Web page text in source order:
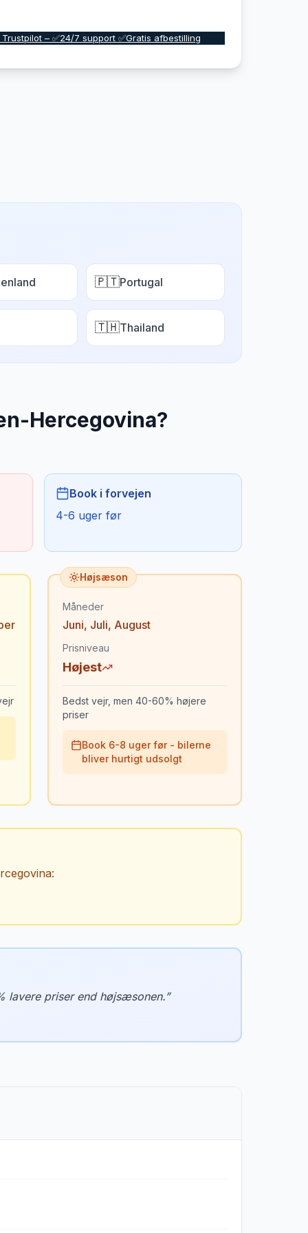
– ✅24/7 support ✅Gratis afbestilling
🇵🇹Portugal
🇹🇭Thailand
Hercegovina?
Book i forvejen
4-6 uger før
Højsæson
Måneder
Juni, Juli, August
Prisniveau
Højest
Bedst vejr, men 40-60% højere
priser
Book 6-8 uger før - bilerne
bliver hurtigt udsolgt
:
lavere priser end højsæsonen.”